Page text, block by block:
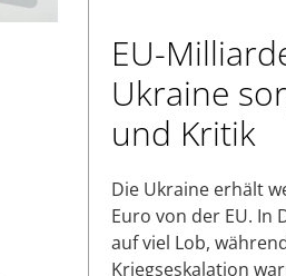
EU-
Ukraine
und Kritik
Die Ukraine erhält
Euro von der EU. In
auf viel Lob,
Kriegseskalation